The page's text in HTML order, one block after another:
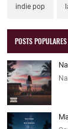
indie pop
POSTS POPULARES